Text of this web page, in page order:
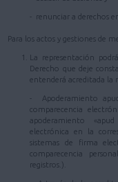
- renunciar a derechos
Para los actos y gestiones de
La representación
Derecho que deje
entenderá acreditada la
- Apoderamiento
comparecencia
apoderamiento
electrónica en la
sistemas de firma
comparecencia
registros.).